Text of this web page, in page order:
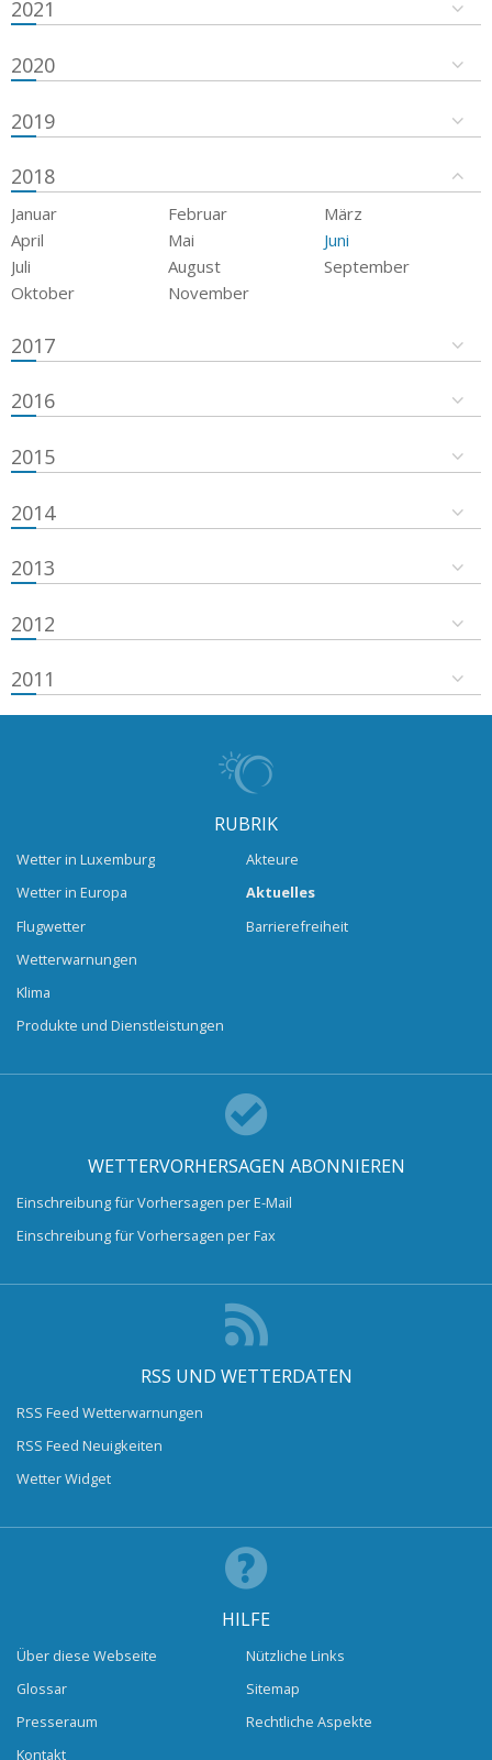
2021
2020
2019
2018
Januar Februar
März
April
Mai
Juni
Juli
August
September
Oktober
November
2017
2016
2015
2014
2013
2012
2011
RUBRIK
Wetter in Luxemburg
Wetter in Europa
Flugwetter
Wetterwarnungen
Klima
Produkte und Dienstleistungen
Akteure
Aktuelles
Barrierefreiheit
WETTERVORHERSAGEN ABONNIEREN
Einschreibung für Vorhersagen per E-Mail
Einschreibung für Vorhersagen per Fax
RSS UND WETTERDATEN
RSS Feed Wetterwarnungen
RSS Feed Neuigkeiten
Wetter Widget
HILFE
Über diese Webseite
Glossar
Presseraum
Kontakt
Nützliche Links
Sitemap
Rechtliche Aspekte